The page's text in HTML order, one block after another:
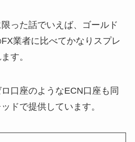
った話でいえば、ゴールド
業者に比べてかなりスプレ
す。
口座のようなECN口座も同
ドで提供しています。